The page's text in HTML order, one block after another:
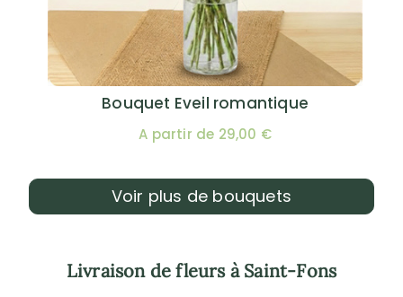
Bouquet Eveil romantique
A partir de 29,00 €
Voir plus de bouquets
Livraison de fleurs à Saint-Fons